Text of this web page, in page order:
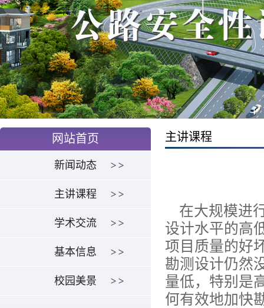
主讲课程
在大规模进
设计水平的高
项目质量的好
勘测设计仍然
量低，特别是
何有效地加快
网站首页
新闻动态
主讲课程
学术交流
基本信息
校园美景